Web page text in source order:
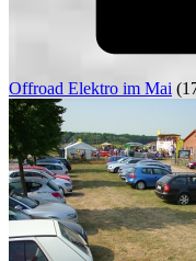
Offroad Elektro im Mai